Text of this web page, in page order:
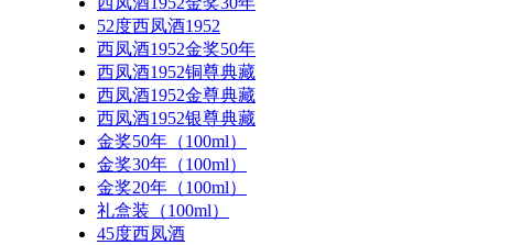
52度西凤酒1952
西凤酒1952金奖50年
西凤酒1952铜尊典藏
西凤酒1952金尊典藏
西凤酒1952银尊典藏
金奖50年（100ml）
金奖30年（100ml）
金奖20年（100ml）
礼盒装（100ml）
45度西凤酒